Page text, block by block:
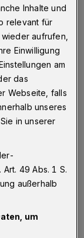
drückte
mit einer
der
Inhalte und
relevant für
aufrufen,
Einwilligung
am
das
Webseite, falls
unseres
in unserer
49 Abs. 1 S.
außerhalb
um